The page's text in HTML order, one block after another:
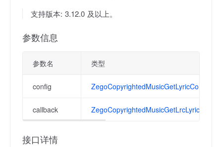
支持版本: 3.12.0 及以上。
参数信息
参数名 类型
config ZegoCopyrightedMusicGetLyricConfig
callback
接口详情